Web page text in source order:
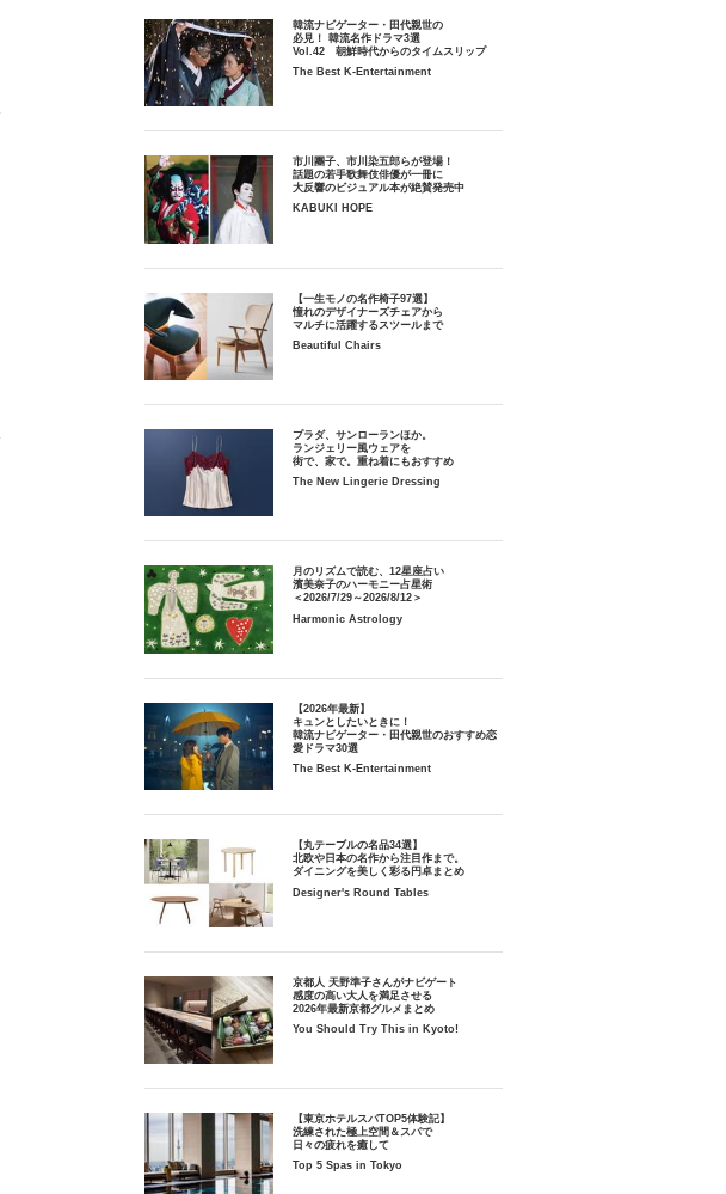
韓流ナビゲーター・田代親世の
必見！ 韓流名作ドラマ3選
Vol.42 朝鮮時代からのタイムスリップ
The Best K-Entertainment
市川團子、市川染五郎らが登場！
話題の若手歌舞伎俳優が一冊に
大反響のビジュアル本が絶賛発売中
KABUKI HOPE
【一生モノの名作椅子97選】
憧れのデザイナーズチェアから
マルチに活躍するスツールまで
Beautiful Chairs
プラダ、サンローランほか。
ランジェリー風ウェアを
街で、家で。重ね着にもおすすめ
The New Lingerie Dressing
月のリズムで読む、12星座占い
濱美奈子のハーモニー占星術
＜2026/7/29～2026/8/12＞
Harmonic Astrology
【2026年最新】
キュンとしたいときに！
韓流ナビゲーター・田代親世のおすすめ恋
愛ドラマ30選
The Best K-Entertainment
【丸テーブルの名品34選】
北欧や日本の名作から注目作まで。
ダイニングを美しく彩る円卓まとめ
Designer's Round Tables
京都人 天野準子さんがナビゲート
感度の高い大人を満足させる
2026年最新京都グルメまとめ
You Should Try This in Kyoto!
【東京ホテルスパTOP5体験記】
洗練された極上空間＆スパで
日々の疲れを癒して
Top 5 Spas in Tokyo